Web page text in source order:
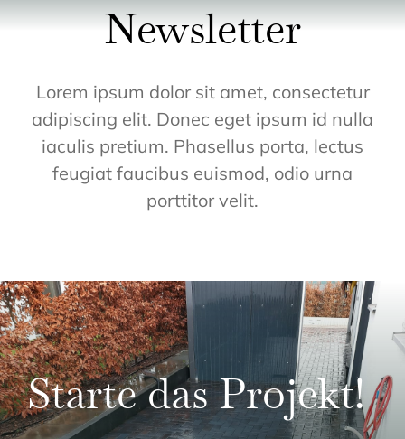
Newsletter
Lorem ipsum dolor sit amet, consectetur
adipiscing elit. Donec eget ipsum id nulla
iaculis pretium. Phasellus porta, lectus
feugiat faucibus euismod, odio urna
porttitor velit.
Starte das Projekt!